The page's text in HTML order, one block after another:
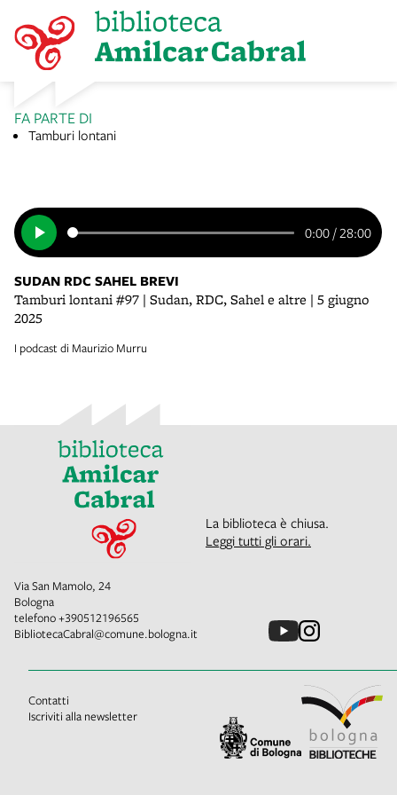
0:00 / 28:00
SUDAN RDC SAHEL BREVI
Tamburi lontani #97 | Sudan, RDC, Sahel e altre | 5 giugno
2025
I podcast di Maurizio Murru
FA PARTE DI
Tamburi lontani
La biblioteca è chiusa.
Leggi tutti gli orari.
Via San Mamolo, 24
Bologna
telefono+390512196565
BibliotecaCabral@comune.bologna.it
Contatti
Iscriviti alla newsletter